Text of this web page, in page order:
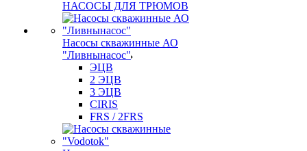
НАСОСЫ ДЛЯ ТРЮМОВ
Насосы скважинные АО
"Ливнынасос"
ЭЦВ
2 ЭЦВ
3 ЭЦВ
CIRIS
FRS / 2FRS